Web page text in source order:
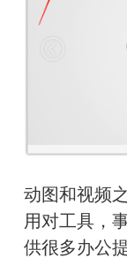
动图和视频
用对工具，
供很多办公